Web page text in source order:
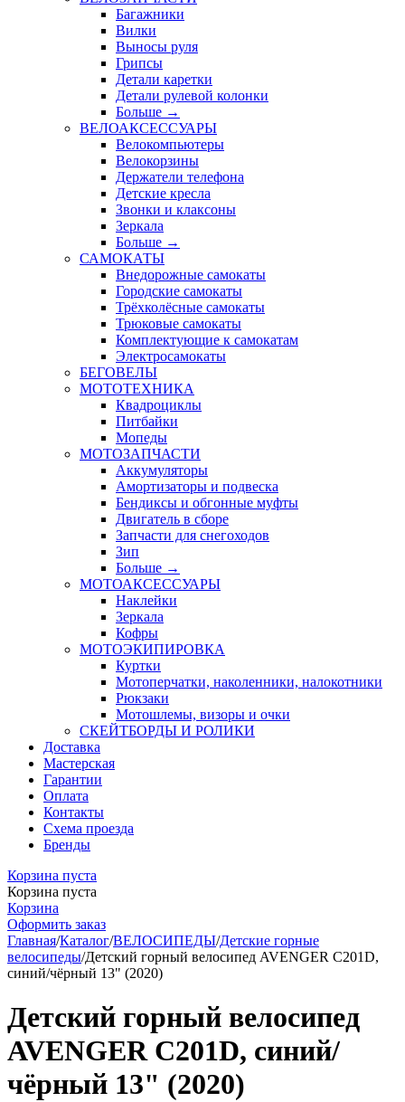
Багажники
Вилки
Выносы руля
Грипсы
Детали каретки
Детали рулевой колонки
Больше →
ВЕЛОАКСЕССУАРЫ
Велокомпьютеры
Велокорзины
Держатели телефона
Детские кресла
Звонки и клаксоны
Зеркала
Больше →
САМОКАТЫ
Внедорожные самокаты
Городские самокаты
Трёхколёсные самокаты
Трюковые самокаты
Комплектующие к самокатам
Электросамокаты
БЕГОВЕЛЫ
МОТОТЕХНИКА
Квадроциклы
Питбайки
Мопеды
МОТОЗАПЧАСТИ
Аккумуляторы
Амортизаторы и подвеска
Бендиксы и обгонные муфты
Двигатель в сборе
Запчасти для снегоходов
Зип
Больше →
МОТОАКСЕССУАРЫ
Наклейки
Зеркала
Кофры
МОТОЭКИПИРОВКА
Куртки
Мотоперчатки, наколенники, налокотники
Рюкзаки
Мотошлемы, визоры и очки
СКЕЙТБОРДЫ И РОЛИКИ
Доставка
Мастерская
Гарантии
Оплата
Контакты
Схема проезда
Бренды
Корзина пуста
Корзина пуста
Корзина
Оформить заказ
Главная/Каталог/ВЕЛОСИПЕДЫ/Детские горные
велосипеды/Детский горный велосипед AVENGER C201D,
синий/чёрный 13" (2020)
Детский горный велосипед
AVENGER C201D, синий/
чёрный 13" (2020)